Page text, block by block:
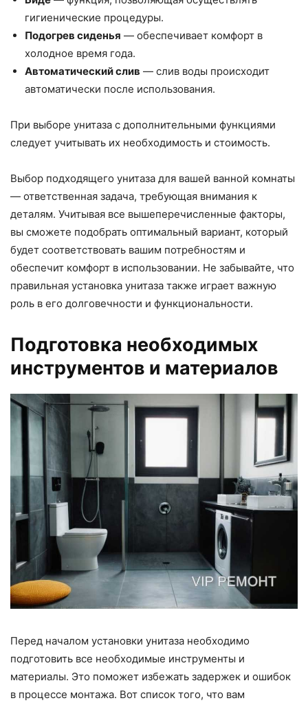
гигиенические процедуры.
Подогрев сиденья — обеспечивает комфорт в
холодное время года.
Автоматический слив — слив воды происходит
автоматически после использования.
При выборе унитаза с дополнительными функциями
следует учитывать их необходимость и стоимость.
Выбор подходящего унитаза для вашей ванной комнаты
— ответственная задача, требующая внимания к
деталям. Учитывая все вышеперечисленные факторы,
вы сможете подобрать оптимальный вариант, который
будет соответствовать вашим потребностям и
обеспечит комфорт в использовании. Не забывайте, что
правильная установка унитаза также играет важную
роль в его долговечности и функциональности.
Подготовка необходимых
инструментов и материалов
Перед началом установки унитаза необходимо
подготовить все необходимые инструменты и
материалы. Это поможет избежать задержек и ошибок
в процессе монтажа. Вот список того, что вам